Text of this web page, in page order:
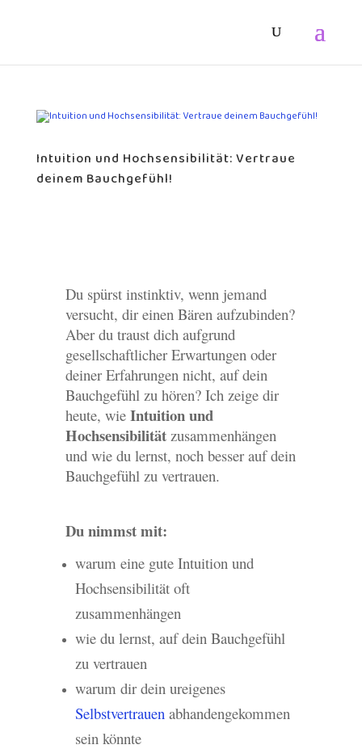
Intuition und Hochsensibilität: Vertraue
deinem Bauchgefühl!
Du spürst instinktiv, wenn jemand
versucht, dir einen Bären aufzubinden?
Aber du traust dich aufgrund
gesellschaftlicher Erwartungen oder
deiner Erfahrungen nicht, auf dein
Bauchgefühl zu hören? Ich zeige dir
heute, wie Intuition und
Hochsensibilitätzusammenhängen
und wie du lernst, noch besser auf dein
Bauchgefühl zu vertrauen.
Du nimmst mit:
warum eine gute Intuition und
Hochsensibilität oft
zusammenhängen
wie du lernst, auf dein Bauchgefühl
zu vertrauen
warum dir dein ureigenes
Selbstvertrauenabhandengekommen
sein könnte